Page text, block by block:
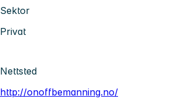
Sektor
Privat
Nettsted
http://onoffbemanning.no/